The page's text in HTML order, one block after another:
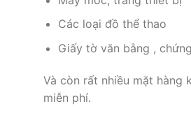
Các loại đồ thể thao
Giấy tờ văn bằng ,
Và còn rất nhiều mặt hàng
miễn phí.